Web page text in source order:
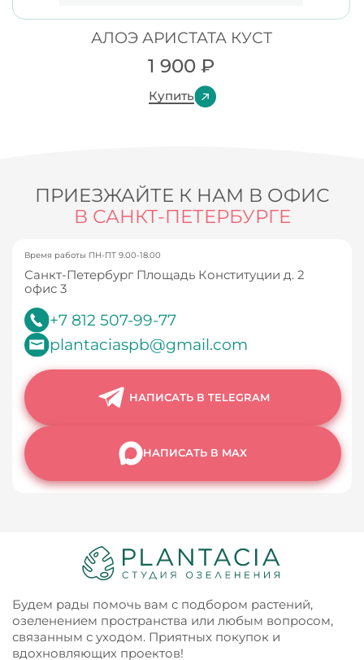
АЛОЭ АРИСТАТА КУСТ
1 900₽
Купить
ПРИЕЗЖАЙТЕ К НАМ В ОФИС
В САНКТ-ПЕТЕРБУРГЕ
Время работы ПН-ПТ 9.00-18.00
Санкт-Петербург Площадь Конституции д. 2
офис 3
+7 812 507-99-77
plantaciaspb@gmail.com
НАПИСАТЬ В TELEGRAM
НАПИСАТЬ В MAX
Будем рады помочь вам с подбором растений,
озеленением пространства или любым вопросом,
связанным с уходом. Приятных покупок и
вдохновляющих проектов!